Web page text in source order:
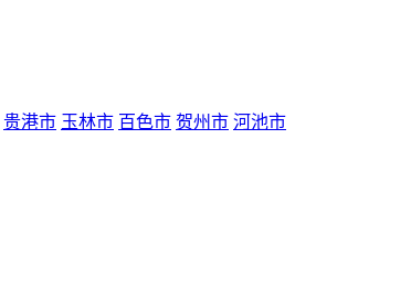
贵港市 玉林市 百色市 贺州市 河池市